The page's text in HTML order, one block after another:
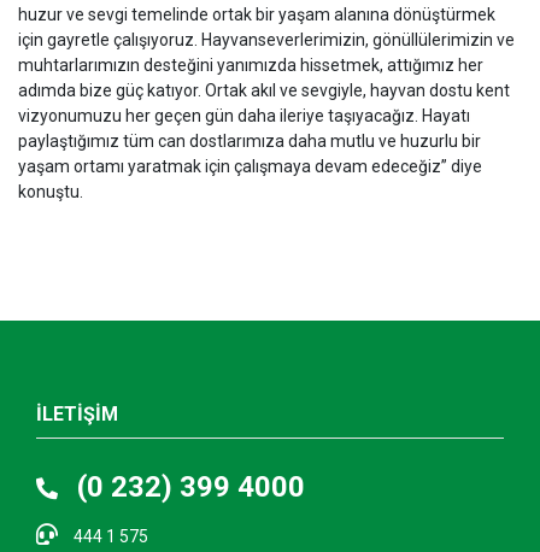
huzur ve sevgi temelinde ortak bir yaşam alanına dönüştürmek
için gayretle çalışıyoruz. Hayvanseverlerimizin, gönüllülerimizin ve
muhtarlarımızın desteğini yanımızda hissetmek, attığımız her
adımda bize güç katıyor. Ortak akıl ve sevgiyle, hayvan dostu kent
vizyonumuzu her geçen gün daha ileriye taşıyacağız. Hayatı
paylaştığımız tüm can dostlarımıza daha mutlu ve huzurlu bir
yaşam ortamı yaratmak için çalışmaya devam edeceğiz” diye
konuştu.
İLETİŞİM
(0 232) 399 4000
444 1 575